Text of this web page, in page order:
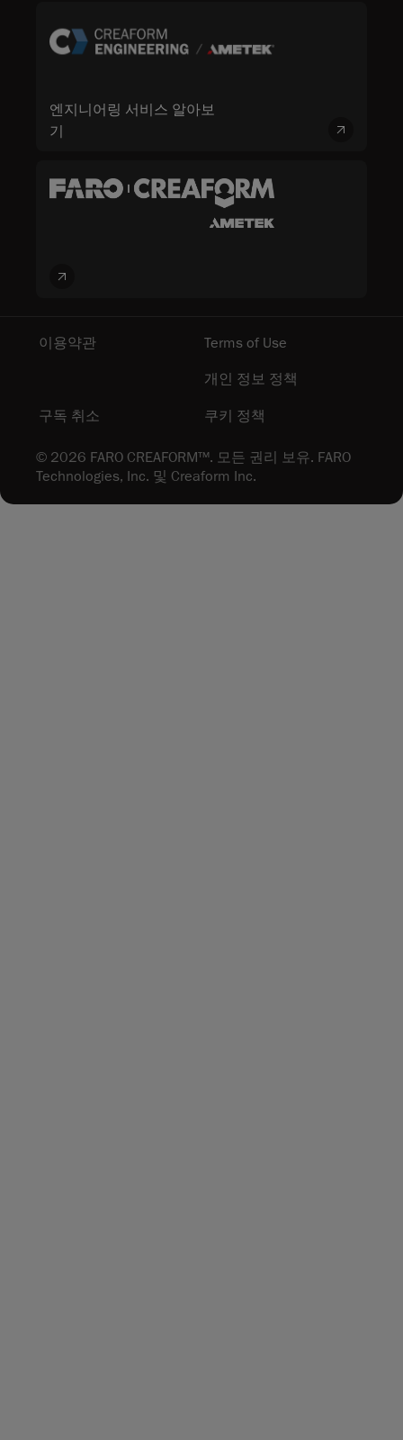
엔지니어링 서비스 알아보
기
© 2026 FARO CREAFORM™. 모든 권리 보유. FARO
Technologies, Inc. 및 Creaform Inc.
이용약관
Terms of Use
개인 정보 정책
구독 취소 쿠키 정책